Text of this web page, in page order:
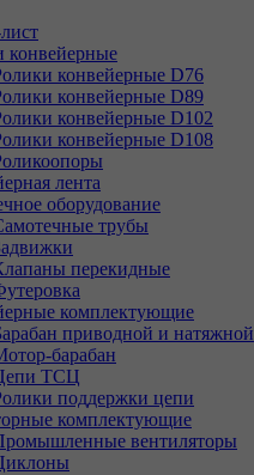
конвейерные
конвейерные D76
конвейерные D89
конвейерные D102
конвейерные D108
лента
оборудование
трубы
перекидные
комплектующие
приводной и натяжной
барабан
ТСЦ
поддержки цепи
комплектующие
вентиляторы